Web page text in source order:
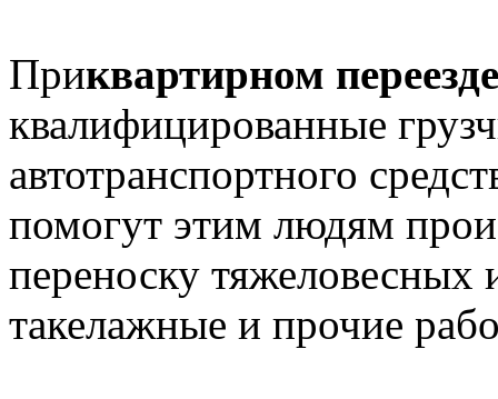
Приквартирном
квалифицированные
автотранспортного
помогут этим людям
переноску тяжеловесных
такелажные и прочие